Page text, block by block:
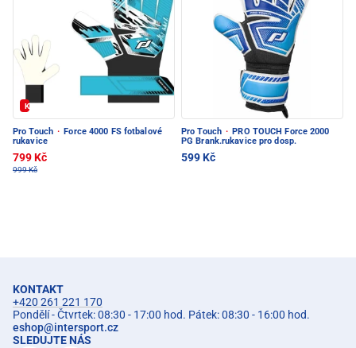
Kód: FOTBAL20
Pro Touch · Force 4000 FS fotbalové
rukavice
799 Kč
999 Kč
Pro Touch · PRO TOUCH Force 2000
PG Brank.rukavice pro dosp.
599 Kč
KONTAKT
+420 261 221 170
Pondělí - Čtvrtek: 08:30 - 17:00 hod. Pátek: 08:30 - 16:00 hod.
eshop@intersport.cz
SLEDUJTE NÁS